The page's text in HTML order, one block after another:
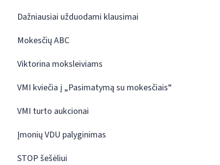
Dažniausiai užduodami klausimai
Mokesčių ABC
Viktorina moksleiviams
VMI kviečia į „Pasimatymą su mokesčiais“
VMI turto aukcionai
Įmonių VDU palyginimas
STOP šešėliui